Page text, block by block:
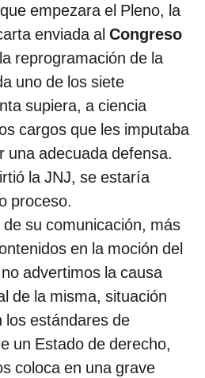
empezara el Pleno, la
enviada al Congreso
reprogramación de la
uno de los siete
supiera, a ciencia
cargos que les imputaba
una adecuada defensa.
la JNJ, se estaría
proceso.
su comunicación, más
en la moción del
advertimos la causa
de la misma, situación
los estándares de
un Estado de derecho,
coloca en una grave